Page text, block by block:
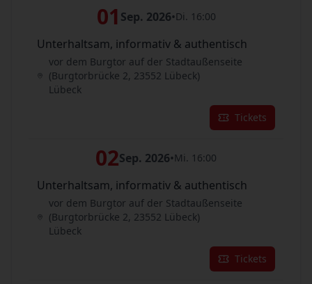
01 Sep. 2026•Di. 16:00
Unterhaltsam, informativ & authentisch
vor dem Burgtor auf der Stadtaußenseite
(Burgtorbrücke 2, 23552 Lübeck)
Lübeck
Tickets
02Sep. 2026•Mi. 16:00
Unterhaltsam, informativ & authentisch
vor dem Burgtor auf der Stadtaußenseite
(Burgtorbrücke 2, 23552 Lübeck)
Lübeck
Tickets